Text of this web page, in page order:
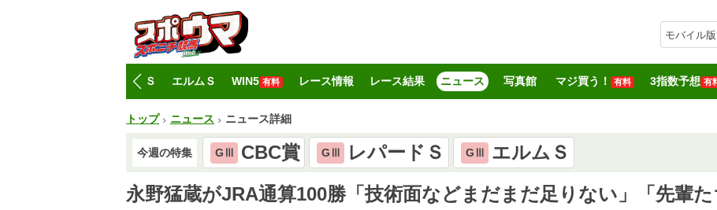
モバイル
レパードＳ エルムＳ WIN5 有料 レース情報 レース結果 ニュース 写真館 マジ買う！ 有料 3指数予想 有
トップ ニュース ニュース詳細
今週の特集 GⅢ CBC賞 GⅢ レパードＳ GⅢ
エルムＳ
永野猛蔵がJRA通算100勝「技術面などまだまだ足りない」「先輩た